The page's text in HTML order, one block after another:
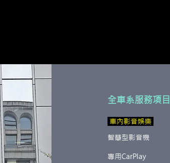
全車系服務項目
​ 車內影音娛樂
智慧型影音機
專用CarPlay